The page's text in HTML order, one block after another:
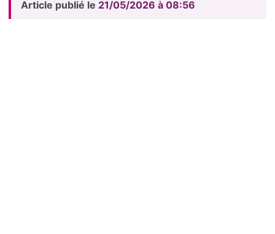
Article publié le 21/05/2026 à 08:56